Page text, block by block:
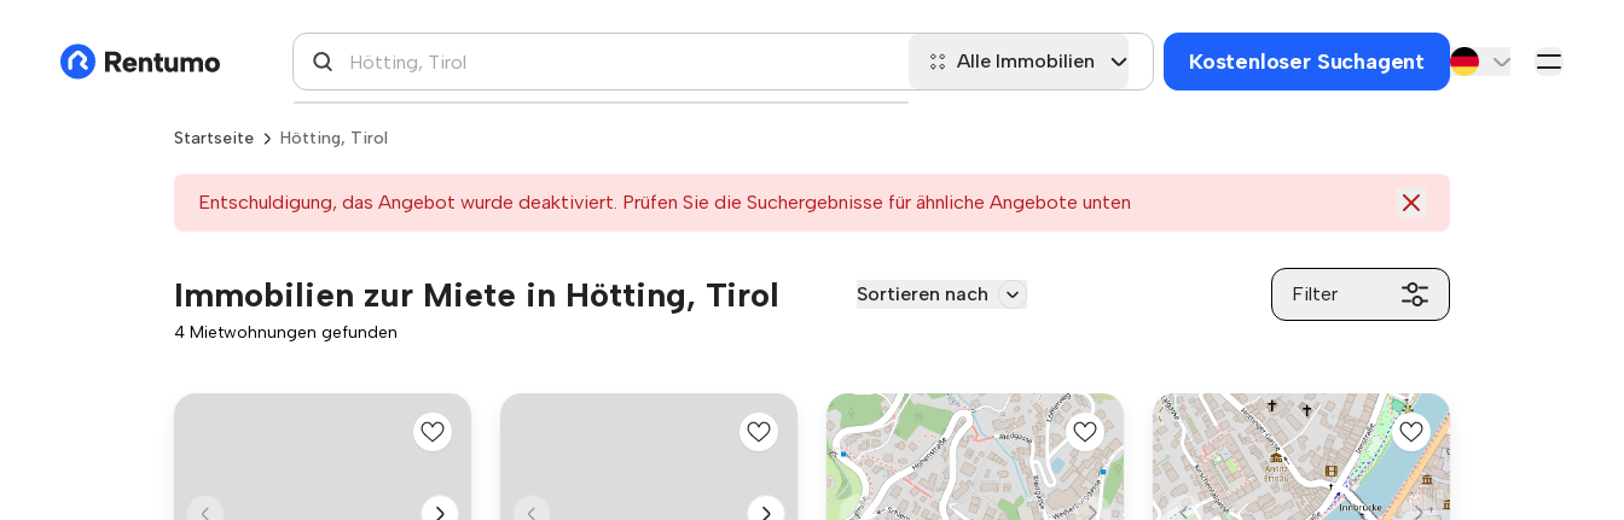
Alle Immobilien Kostenloser Suchagent
Startseite Hötting, Tirol
Entschuldigung, das Angebot wurde deaktiviert. Prüfen Sie die Suchergebnisse für ähnliche Angebote unten
Immobilien zur Miete in Hötting, Tirol Sortieren nach Filter
4 Mietwohnungen gefunden